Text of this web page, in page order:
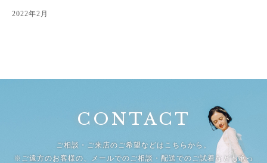
2022年2月
CONTACT
ご相談・ご来店のご希望などはこちらから。
※ご遠方のお客様の、メールでのご相談・配送でのご試着なども承っ